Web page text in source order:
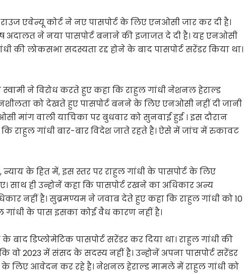
एवेन्यू कोर्ट ने नए पासपोर्ट के लिए एनओसी जार कर दी है।
अदालत ने नया पासपोर्ट बनाने की इजाजत दे दी है। यह एनओसी
की लोकसभा सदस्यता रद्द होने के बाद पासपोर्ट सरेंडर किया था।
ने विरोध करते हुए कहा कि राहुल गांधी नेशनल हेराल्ड
को देखते हुए पासपोर्ट बनने के लिए एनओसी नहीं दी जानी
मांग वाली याचिका पर बुधवार को सुनवाई हुई । इस दौरान
राहुल गांधी बार-बार विदेश जाते रहते है। ऐसे में जांच में रुकावट
के हित में, इस स्तर पर राहुल गांधी के पासपोर्ट के लिए
साथ ही उन्होनें कहा कि पासपोर्ट रखने का अधिकार अन्य
नहीं है। सुब्रमण्यम ने जवाब देते हुए कहा कि राहुल गांधी को 10
गांधी के पास इसका कोई वैध कारण नहीं है।
डिप्लोमेटिक पासपोर्ट सरेंडर कर दिया था। राहुल गांधी की
वो 2023 में संसद के सदस्य नहीं है। उन्होनें अपना पासपोर्ट सरेंडर
के लिए आवेदन कर रहे है। नेशनल हेराल्ड मामले में राहुल गांधी को